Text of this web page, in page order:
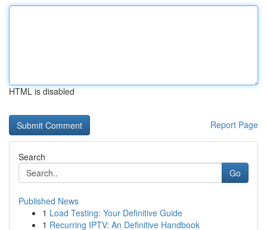
HTML is disabled
Report Page
Search
Go
Published News
1 Load Testing: Your Definitive Guide
1 Recurring IPTV: An Definitive Handbook